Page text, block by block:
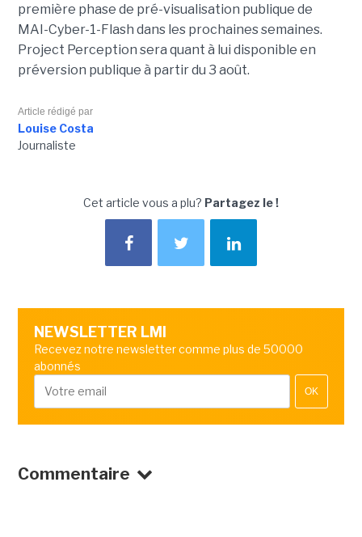
première phase de pré-visualisation publique de
MAI-Cyber-1-Flash dans les prochaines semaines.
Project Perception sera quant à lui disponible en
préversion publique à partir du 3 août.
Article rédigé par
Louise Costa
Journaliste
Cet article vous a plu? Partagez le !
NEWSLETTER LMI
Recevez notre newsletter comme plus de 50000
abonnés
OK
Commentaire